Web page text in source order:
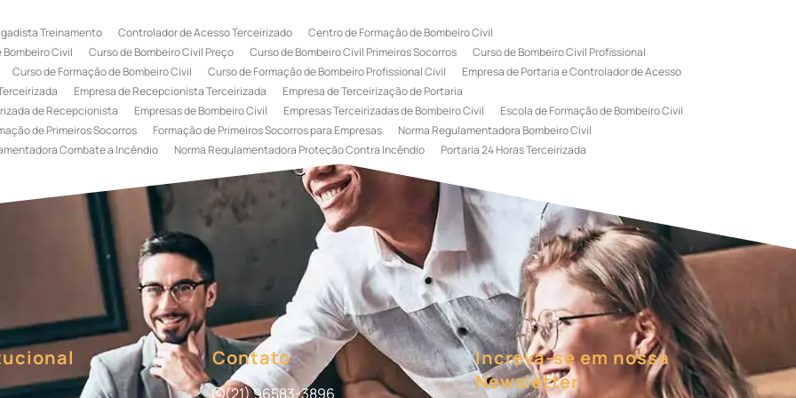
Treinamento Controlador de Acesso Terceirizado
Centro de Formação de Bombeiro Civil
Bombeiro Civil
Curso de Bombeiro Civil Preço Curso de Bombeiro Civil Primeiros Socorros
Curso de Bombeiro Civil Profissional
Curso de Formação de Bombeiro Civil
Curso de Formação de Bombeiro Profissional Civil
Empresa de Portaria e Controlador de Acesso
Empresa de Recepcionista Terceirizada
Empresa de Terceirização de Portaria
de Recepcionista
Empresas de Bombeiro Civil Empresas Terceirizadas de Bombeiro Civil
Escola de Formação de Bombeiro Civil
de Primeiros Socorros
Formação de Primeiros Socorros para Empresas
Norma Regulamentadora Bombeiro Civil
Combate a Incêndio
Norma Regulamentadora Proteção Contra Incêndio
Portaria 24 Horas Terceirizada
Serviço de Portaria Remota
Serviço de Portaria Terceirizada
Terceirização de Bombeiro Civil
Terceirização de Bombeiro Terceirização de Bombeiro Civil
Terceirização de Portaria
Terceirização de Serviços de Recepcionistas Treinamento de Bombeiro Civil Treinamento de Bombeiros
Treinamento de Brigada
Treinamento de Brigada de Incêndio Valor
Treinamento de Brigadista de Incêndio
Treinamento de Prevenção e Combate a Incêndio
Treinamento de Primeiro Socorros
Primeiros Socorros para Empresas
Contato
(21) 96583-3896
Increva-se em nossa
Newsletter